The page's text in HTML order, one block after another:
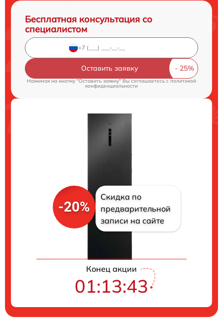
Бесплатная консультация со
специалистом
Оставить заявку
Нажимая на кнопку "Оставить заявку" Вы соглашаетесь cполитикой
конфиденциальности
-20%
Скидка по
предварительной
записи на сайте
Конец акции
01:13:42